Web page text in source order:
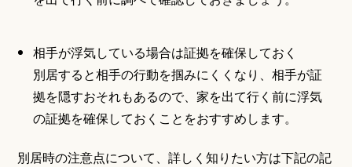
相手が浮気している場合は証拠を確保しておく
別居すると相手の行動を掴みにくくなり、相手が証
拠を隠すおそれもあるので、家を出て行く前に浮気
の証拠を確保しておくことをおすすめします。
別居時の注意点について、詳しく知りたい方は下記の記